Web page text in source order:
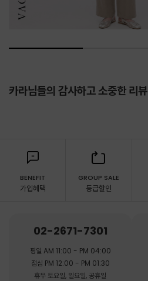
카라님들의 감사하고 소중한 리뷰
BENEFIT
가입혜택
GROUP SALE
등급할인
02-2671-7301
평일 AM 11:00 - PM 04:00
점심 PM 12:00 - PM 01:30
휴무 토요일, 일요일, 공휴일